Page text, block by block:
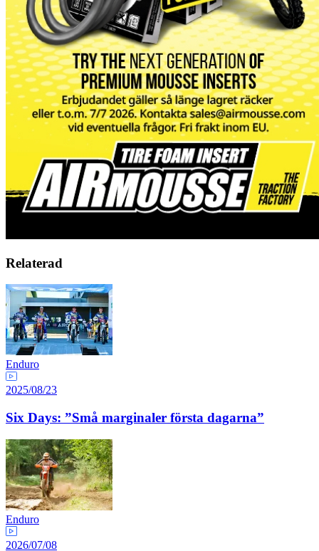
Relaterad
Enduro
2025/08/23
Six Days: ”Små marginaler första dagarna”
Enduro
2026/07/08